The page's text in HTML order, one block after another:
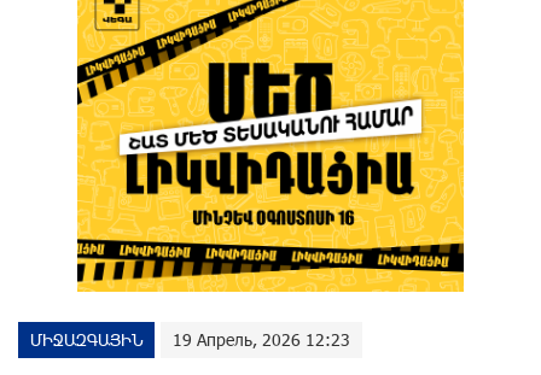
ՄԻՋԱԶԳԱՅԻՆ 19 Апрель, 2026 12:23